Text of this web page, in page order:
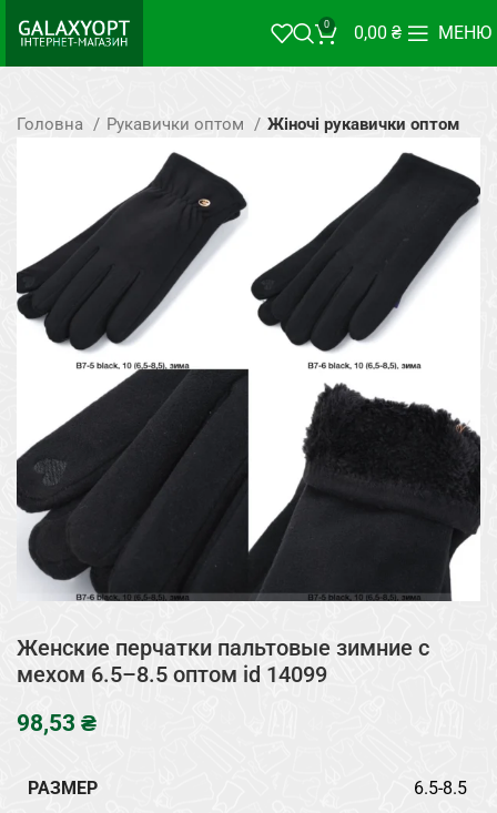
0 0,00 ₴ МЕНЮ
Головна Рукавички оптом Жіночі рукавички оптом
Женские перчатки пальтовые зимние с
мехом 6.5–8.5 оптом id 14099
₴
РАЗМЕР 6.5-8.5